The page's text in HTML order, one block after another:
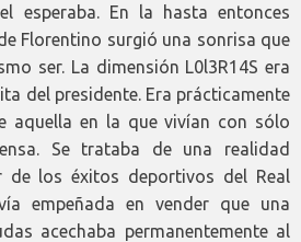
esperaba. En la hasta entonces
Florentino surgió una sonrisa que
ser. La dimensión L0l3R14S era
del presidente. Era prácticamente
aquella en la que vivían con sólo
Se trataba de una realidad
de los éxitos deportivos del Real
empeñada en vender que una
acechaba permanentemente al